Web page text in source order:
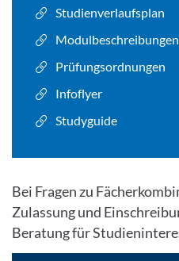
Studienverlaufsplan
Modulbeschreibungen
Prüfungsordnungen
Infoflyer
Studyguide
Bei Fragen zu
Zulassung und
Beratung für